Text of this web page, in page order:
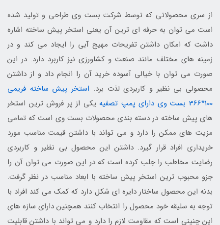
از سری محصولاتی که توسط شرکت بست وی طراحی و تولید شده
است می توان به حرفه ای ترین آن یعنی استخر پیش ساخته اشاره
داشت که امکان داشتن تفریحات مهیج آبی را ایجاد می کند و در
زمینه های مختلف مانند صنعت و کشاورزی نیز کاربرد دارد. در این
صورت می توان با خیالی آسوده خرید آن را انجام داد و از داشتن
محصولی بی نظیر و کاربردی لذت برد. استخر پیش ساخته فریمی
100*366 بست وی دارای پمپ تصفیه
یکی از پر فروش ترین استخر
های پیش ساخته در دسته بندی محصولات بست وی است که تمامی
مزیت های ممکن را دارد و می تواند با داشتن قیمت مناسب مورد
خریداری افراد قرار گیرد. داشتن این محصول بی نظیر و کاربردی
رضایت مخاطب را جلب کرده است که در این صورت می توان آن را
جزو محبوب ترین استخر پیش ساخته با ابعاد مناسب در نظر گرفت.
بدنه این محصول ساختار دایره ای شکل دارد که کمک می کند افراد با
توجه به سلیقه خود محصول را انتخاب کنند همچنین دارای سازه های
این چنینی است که مقاومت لازم را دارد و می تواند با داشتن قابلیت